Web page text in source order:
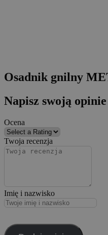
Osadnik gnilny
Napisz swoją opinie
Ocena
Twoja recenzja
Imię i nazwisko